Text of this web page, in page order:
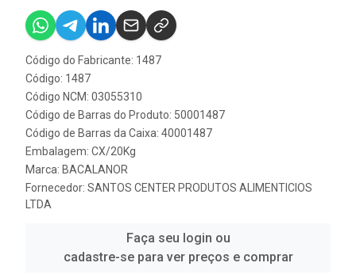
Código do Fabricante: 1487
Código: 1487
Código NCM: 03055310
Código de Barras do Produto: 50001487
Código de Barras da Caixa: 40001487
Embalagem: CX/20Kg
Marca: BACALANOR
Fornecedor: SANTOS CENTER PRODUTOS ALIMENTICIOS
LTDA
Faça seu login ou
cadastre-se para ver preços e comprar